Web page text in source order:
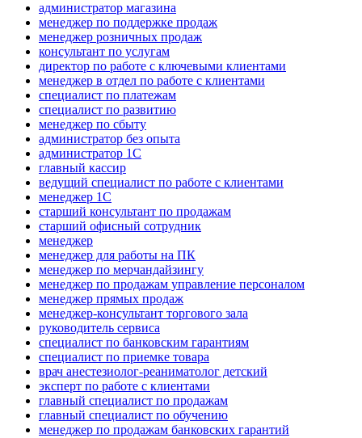
администратор магазина
менеджер по поддержке продаж
менеджер розничных продаж
консультант по услугам
директор по работе с ключевыми клиентами
менеджер в отдел по работе с клиентами
специалист по платежам
специалист по развитию
менеджер по сбыту
администратор без опыта
администратор 1С
главный кассир
ведущий специалист по работе с клиентами
менеджер 1С
старший консультант по продажам
старший офисный сотрудник
менеджер
менеджер для работы на ПК
менеджер по мерчандайзингу
менеджер по продажам управление персоналом
менеджер прямых продаж
менеджер-консультант торгового зала
руководитель сервиса
специалист по банковским гарантиям
специалист по приемке товара
врач анестезиолог-реаниматолог детский
эксперт по работе с клиентами
главный специалист по продажам
главный специалист по обучению
менеджер по продажам банковских гарантий